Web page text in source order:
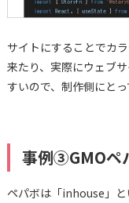
サイトにすることでカ
来たり、実際にウェブ
すいので、制作側にと
事例③GMOペ
ペパボは「inhouse」